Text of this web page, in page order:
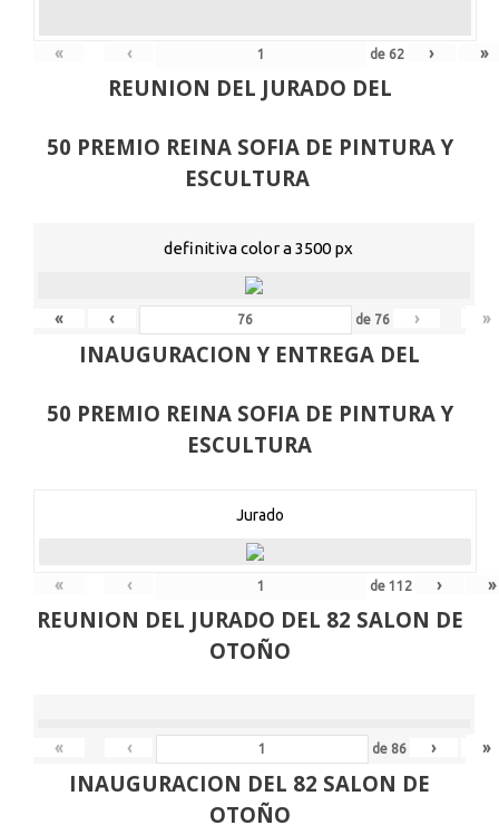
« ‹ de 62 › »
REUNION DEL JURADO DEL
50 PREMIO REINA SOFIA DE PINTURA Y
ESCULTURA
definitiva color a 3500 px
« ‹ de 76 › »
INAUGURACION Y ENTREGA DEL
50 PREMIO REINA SOFIA DE PINTURA Y
ESCULTURA
Jurado
« ‹ de112 › »
REUNION DEL JURADO DEL 82 SALON DE
OTOÑO
« ‹ de 86 › »
INAUGURACION DEL 82 SALON DE
OTOÑO